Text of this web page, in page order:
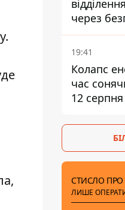
через
19:41
Колапс
час
12
СТИСЛО ПРО
ЛИШЕ